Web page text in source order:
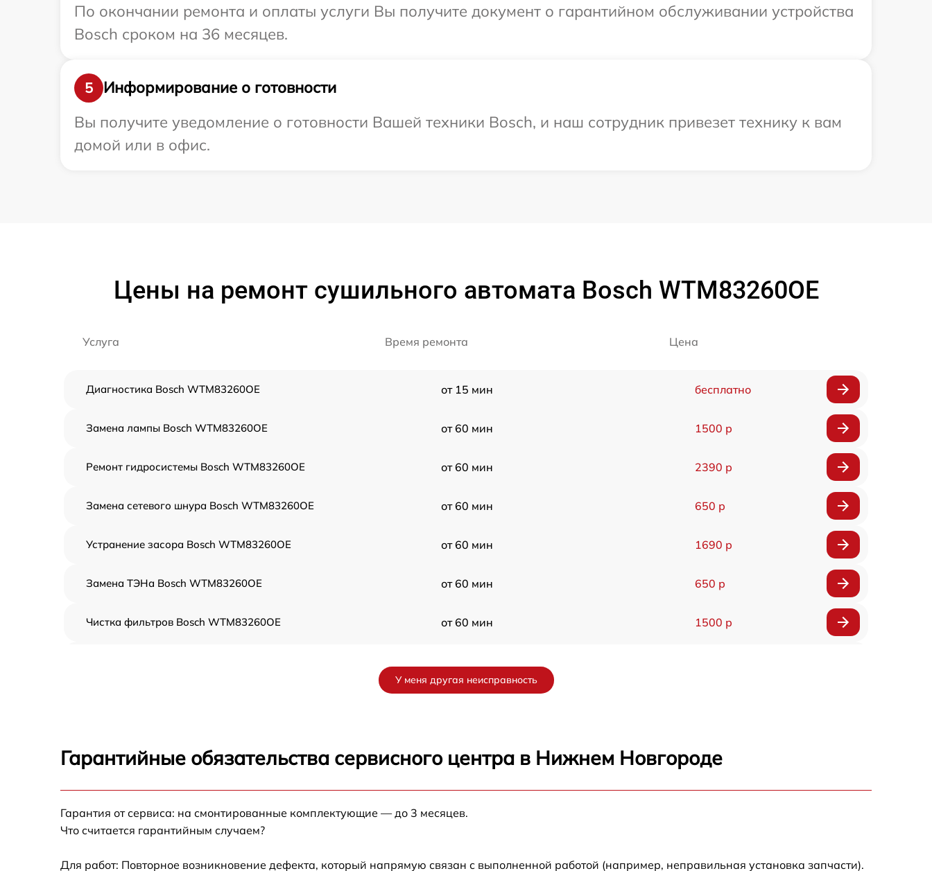
По окончании ремонта и оплаты услуги Вы получите документ о гарантийном обслуживании устройства
Bosch сроком на 36 месяцев.
5
Информирование о готовности
Вы получите уведомление о готовности Вашей техники Bosch, и наш сотрудник привезет технику к вам
домой или в офис.
Цены на ремонт сушильного автомата Bosch WTM83260OE
Услуга Время ремонта Цена
Диагностика Bosch WTM83260OE от 15 мин бесплатно
Замена лампы Bosch WTM83260OE от 60 мин 1500 р
Ремонт гидросистемы Bosch WTM83260OE от 60 мин 2390 р
Замена сетевого шнура Bosch WTM83260OE от 60 мин 650 р
Устранение засора Bosch WTM83260OE от 60 мин 1690 р
Замена ТЭНа Bosch WTM83260OE от 60 мин 650 р
Чистка фильтров Bosch WTM83260OE от 60 мин 1500 р
Восстановление проводки Bosch
WTM83260OE
от 60 мин
У меня другая неисправность
Гарантийные обязательства сервисного центра в Нижнем Новгороде
Гарантия от сервиса: на смонтированные комплектующие — до 3 месяцев.
Что считается гарантийным случаем?
Для работ: Повторное возникновение дефекта, который напрямую связан с выполненной работой (например, неправильная установка запчасти).